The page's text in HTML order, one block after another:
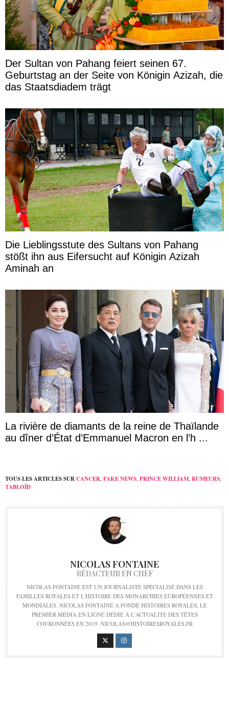
Der Sultan von Pahang feiert seinen 67.
Geburtstag an der Seite von Königin Azizah, die
das Staatsdiadem trägt
Die Lieblingsstute des Sultans von Pahang
stößt ihn aus Eifersucht auf Königin Azizah
Aminah an
La rivière de diamants de la reine de Thaïlande
au dîner d’État d’Emmanuel Macron en l’h ...
TOUS LES ARTICLES SURCANCER FAKE NEWS PRINCE WILLIAM RUMEURS
TABLOÏD
NICOLAS FONTAINE
RÉDACTEUR EN CHEF
NICOLAS FONTAINE EST UN JOURNALISTE SPÉCIALISÉ DANS LES
FAMILLES ROYALES ET L'HISTOIRE DES MONARCHIES EUROPÉENNES ET
MONDIALES. NICOLAS FONTAINE A FONDÉ HISTOIRES ROYALES, LE
PREMIER MÉDIA EN LIGNE DÉDIÉ À L'ACTUALITÉ DES TÊTES
COURONNÉES EN 2019. NICOLAS@HISTOIRESROYALES.FR